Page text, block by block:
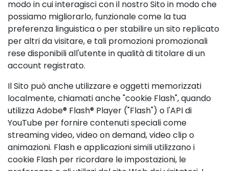
modo in cui interagisci con il nostro Sito in modo che
possiamo migliorarlo, funzionale come la tua
preferenza linguistica o per stabilire un sito replicato
per altri da visitare, e tali promozioni promozionali
rese disponibili all'utente in qualità di titolare di un
account registrato.
Il Sito può anche utilizzare e oggetti memorizzati
localmente, chiamati anche "cookie Flash", quando
utilizza Adobe® Flash® Player ("Flash") o l'API di
YouTube per fornire contenuti speciali come
streaming video, video on demand, video clip o
animazioni. Flash e applicazioni simili utilizzano i
cookie Flash per ricordare le impostazioni, le